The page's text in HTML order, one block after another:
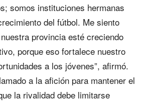
somos instituciones hermanas
del fútbol. Me siento
provincia esté creciendo
porque eso fortalece nuestro
a los jóvenes”, afirmó.
a la afición para mantener el
la rivalidad debe limitarse